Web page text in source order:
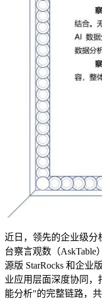
近日，领先的企业级分
台察言观数（
源版 StarRocks 和企业
业应用层面深度协同
能分析"的完整链路，